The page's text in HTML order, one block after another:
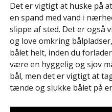
Det er vigtigt at huske på
en spand med vand i
slippe af sted. Det er også
og love omkring
bålet helt, inden du
være en hyggelig og sjov
bål, men det er vigtigt at
tænde og slukke bålet på